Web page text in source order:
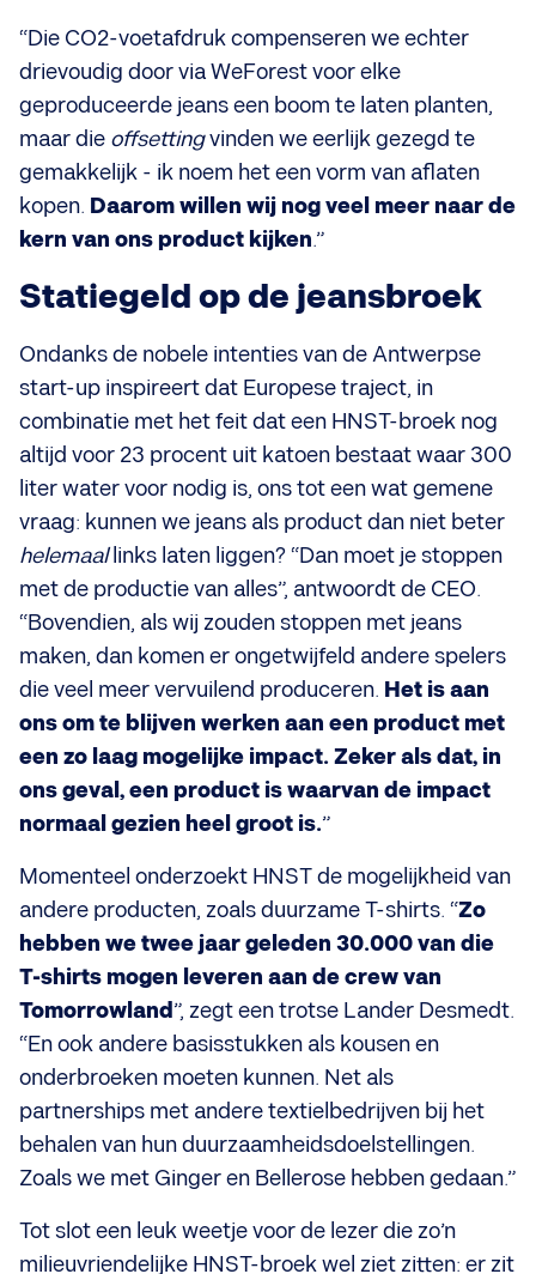
“Die CO2-voetafdruk compenseren we echter
drievoudig door via WeForest voor elke
geproduceerde jeans een boom te laten planten,
maar die offsettingvinden we eerlijk gezegd te
gemakkelijk - ik noem het een vorm van aflaten
kopen. Daarom willen wij nog veel meer naar de
kern van ons product kijken.”
Statiegeld op de jeansbroek
Ondanks de nobele intenties van de Antwerpse
start-up inspireert dat Europese traject, in
combinatie met het feit dat een HNST-broek nog
altijd voor 23 procent uit katoen bestaat waar 300
liter water voor nodig is, ons tot een wat gemene
vraag: kunnen we jeans als product dan niet beter
helemaallinks laten liggen? “Dan moet je stoppen
met de productie van alles”, antwoordt de CEO.
“Bovendien, als wij zouden stoppen met jeans
maken, dan komen er ongetwijfeld andere spelers
die veel meer vervuilend produceren. Het is aan
ons om te blijven werken aan een product met
een zo laag mogelijke impact. Zeker als dat, in
ons geval, een product is waarvan de impact
normaal gezien heel groot is.”
Momenteel onderzoekt HNST de mogelijkheid van
andere producten, zoals duurzame T-shirts. “Zo
hebben we twee jaar geleden 30.000 van die
T-shirts mogen leveren aan de crew van
Tomorrowland ”, zegt een trotse Lander Desmedt.
“En ook andere basisstukken als kousen en
onderbroeken moeten kunnen. Net als
partnerships met andere textielbedrijven bij het
behalen van hun duurzaamheidsdoelstellingen.
Zoals we met Ginger en Bellerose hebben gedaan.”
Tot slot een leuk weetje voor de lezer die zo’n
milieuvriendelijke HNST-broek wel ziet zitten: er zit